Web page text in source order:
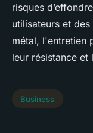
risques
utilisateurs et
métal, l'entretien
leur résistance et
Business